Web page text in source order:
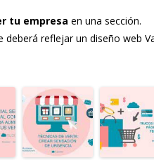
tu empresa en una sección.
reflejar un diseño web